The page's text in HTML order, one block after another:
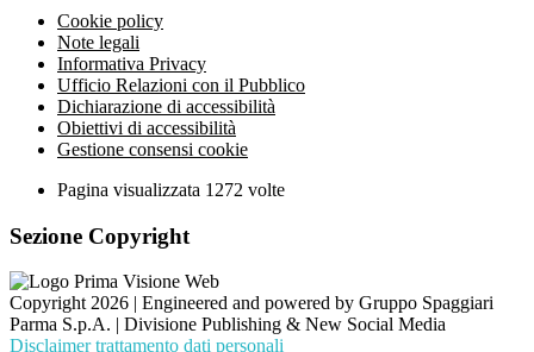
Cookie policy
Note legali
Informativa Privacy
Ufficio Relazioni con il Pubblico
Dichiarazione di accessibilità
Obiettivi di accessibilità
Gestione consensi cookie
Pagina visualizzata 1272 volte
Sezione Copyright
Copyright 2026 | Engineered and powered by Gruppo Spaggiari
Parma S.p.A. | Divisione Publishing & New Social Media
Disclaimer trattamento dati personali